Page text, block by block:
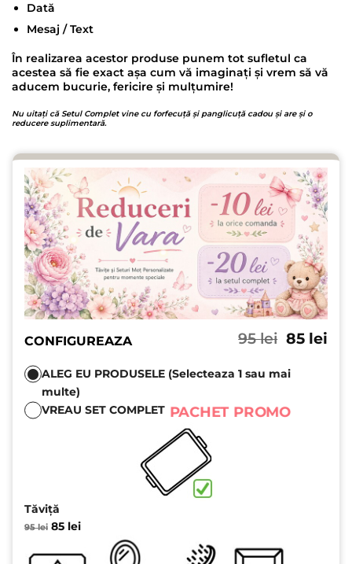
Dată
Mesaj / Text
În realizarea acestor produse punem tot sufletul ca
acestea să fie exact așa cum vă imaginați și vrem să vă
aducem bucurie, fericire și mulțumire!
Nu uitați că Setul Complet vine cu forfecuță și panglicuță cadou și are și o
reducere suplimentară.
CONFIGUREAZA 95lei Prețul
a
fost:
85 lei
ALEG EU PRODUSELE (Selecteaza 1 sau mai
multe)
VREAU SET COMPLET PACHET PROMO
Tăviță
95lei Prețul
fost:
85 leiPrețul
85 lei.